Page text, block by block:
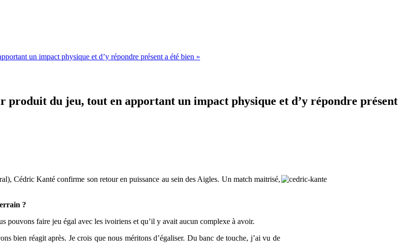
un impact physique et d’y répondre présent a été bien »
du jeu, tout en apportant un impact physique et d’y répondre présent
Cédric Kanté confirme son retour en puissance au sein des Aigles. Un match maitrisé,
?
pouvons faire jeu égal avec les ivoiriens et qu’il y avait aucun complexe à avoir.
bien réagit après. Je crois que nous méritons d’égaliser. Du banc de touche, j’ai vu de